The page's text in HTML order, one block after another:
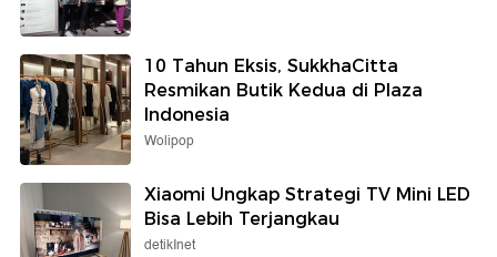
10 Tahun Eksis, SukkhaCitta
Resmikan Butik Kedua di Plaza
Indonesia
Wolipop
Xiaomi Ungkap Strategi TV Mini LED
Bisa Lebih Terjangkau
detikInet